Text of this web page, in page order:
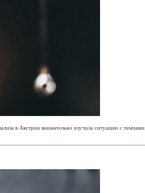
в Австрии внимательно изучила ситуацию с темпами